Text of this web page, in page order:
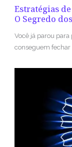
Estratégias
O Segredo
Você já parou
conseguem fechar